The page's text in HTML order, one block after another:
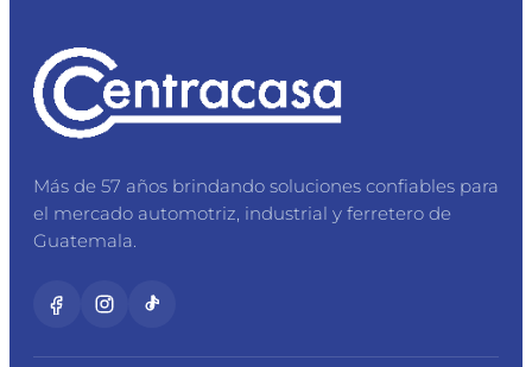
Más de 57 años brindando soluciones confiables para
el mercado automotriz, industrial y ferretero de
Guatemala.